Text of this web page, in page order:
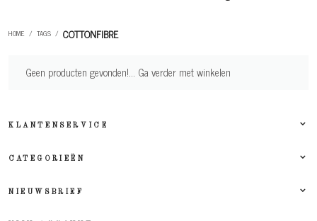
HOME / TAGS / COTTONFIBRE
Geen producten gevonden!... Ga verder met winkelen
KLANTENSERVICE
CATEGORIEËN
NIEUWSBRIEF